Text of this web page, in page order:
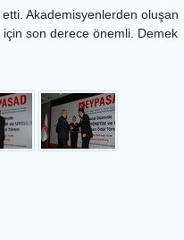
Akademisyenlerden oluşan
için son derece önemli. Demek